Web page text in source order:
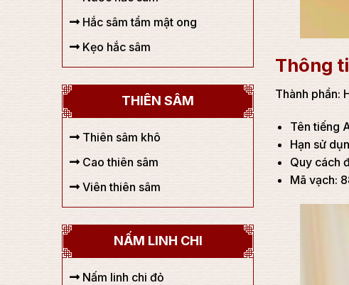
Hắc sâm tẩm mật ong
Kẹo hắc sâm
THIÊN SÂM
Thiên sâm khô
Cao thiên sâm
Viên thiên sâm
NẤM LINH CHI
Nấm linh chi đỏ
Thông
Thành phần:
Tên tiếng
Hạn sử
Quy cách
Mã vạch: